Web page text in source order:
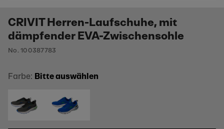
CRIVIT Herren-Laufschuhe, mit
dämpfender EVA-Zwischensohle
No. 100387783
Farbe: Bitte auswählen